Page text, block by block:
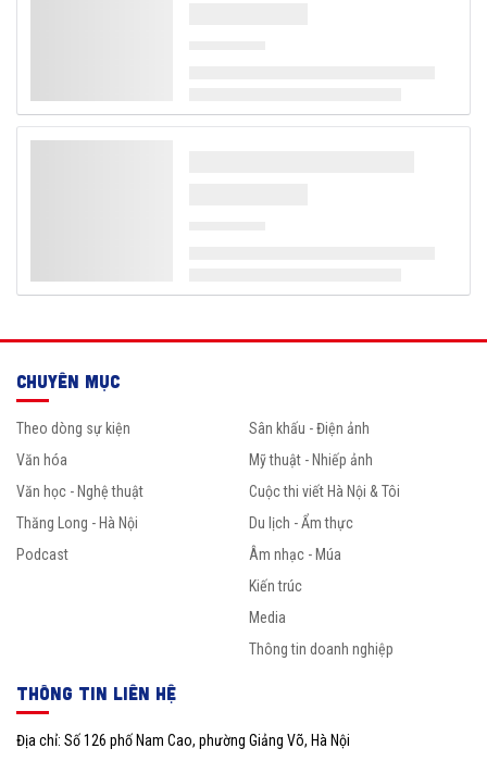
CHUYÊN MỤC
Theo dòng sự kiện
Văn hóa
Văn học - Nghệ thuật
Thăng Long - Hà Nội
Podcast
Sân khấu - Điện ảnh
Mỹ thuật - Nhiếp ảnh
Cuộc thi viết Hà Nội & Tôi
Du lịch - Ẩm thực
Âm nhạc - Múa
Kiến trúc
Media
Thông tin doanh nghiệp
THÔNG TIN LIÊN HỆ
Địa chỉ: Số 126 phố Nam Cao, phường Giảng Võ, Hà Nội